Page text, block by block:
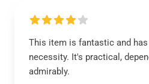
This item is fantastic and
necessity. It's practical,
admirably.